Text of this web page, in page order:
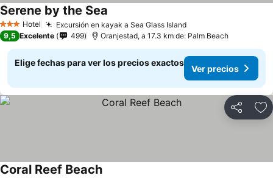
3 Estrellas
Hotel Excursión en kayak a Sea Glass Island
Serene by the Sea
9,5 Excelente 499 Oranjestad, a 17.3 km de: Palm Beach
Elige fechas para ver los precios exactos
Ver precios
Compartir
Coral Reef Beach